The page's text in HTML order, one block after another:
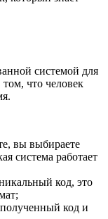
системой для
что человек
вы выбираете
система работает
код, это
код и